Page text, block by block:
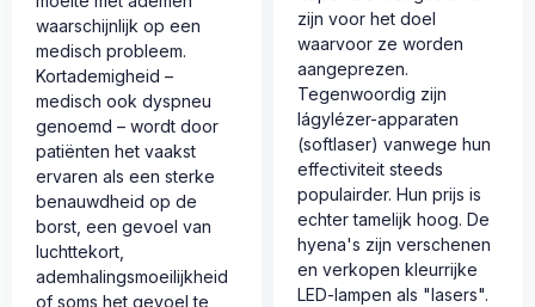
waarschijnlijk op een
medisch probleem.
Kortademigheid –
medisch ook dyspneu
genoemd – wordt door
patiënten het vaakst
ervaren als een sterke
benauwdheid op de
borst, een gevoel van
luchttekort,
ademhalingsmoeilijkheid
of soms het gevoel te
zijn voor het doel
waarvoor ze worden
aangeprezen.
Tegenwoordig zijn
lágylézer-apparaten
(softlaser) vanwege hun
effectiviteit steeds
populairder. Hun prijs is
echter tamelijk hoog. De
hyena's zijn verschenen
en verkopen kleurrijke
LED-lampen als "lasers".